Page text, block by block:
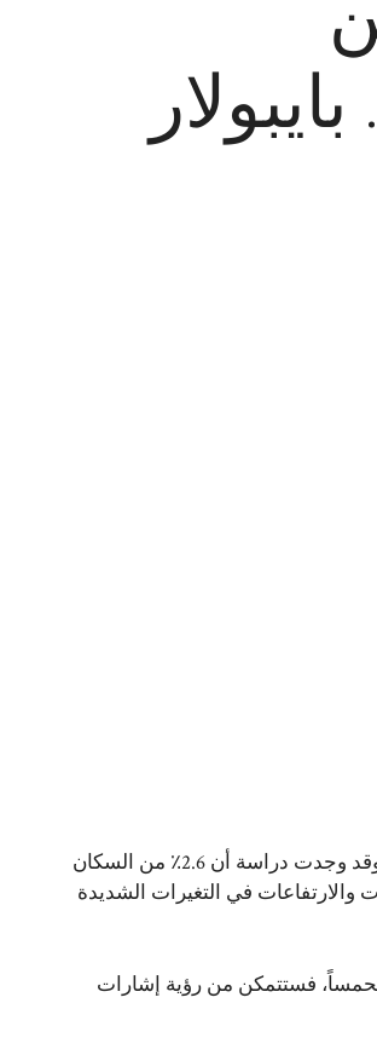
كيف اعرف اني اعاني من اضطراب ثنائي القطب .. هو أضطراب ليس تشخيصًا نادرًا وقد وجدت دراسة أن 2.6٪ من السكان
في التغيرات الشديدة
فستتمكن من رؤية إشارات